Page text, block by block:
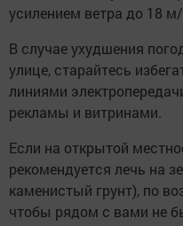
усилением ветра до 18
В случае ухудшения
улице, старайтесь
линиями
рекламы и витринами.
Если на открытой
рекомендуется лечь на
каменистый грунт), по
чтобы рядом с вами не